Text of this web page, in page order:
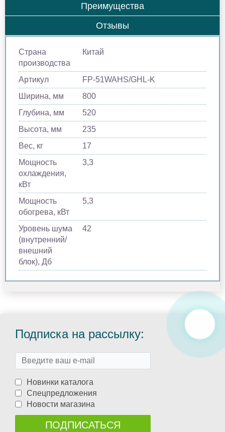
Преимущества
Отзывы
Страна
производства
Китай
Артикул
FP-51WAHS/GHL-K
Ширина, мм
800
Глубина, мм
520
Высота, мм
235
Вес, кг
17
Мощность
охлаждения,
кВт
3,3
Мощность
обогрева, кВт
5,3
Уровень шума
(внутренний/
внешний
блок), Дб
42
Подписка на рассылку:
Новинки каталога
Спецпредложения
Новости магазина